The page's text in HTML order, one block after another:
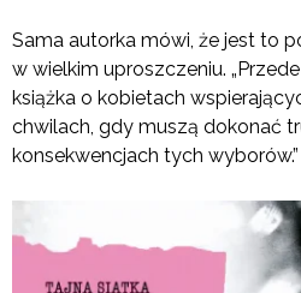
Sama autorka mówi, że jest to
w wielkim uproszczeniu.
książka o kobietach
chwilach, gdy muszą dokonać
konsekwencjach tych wyborów.”